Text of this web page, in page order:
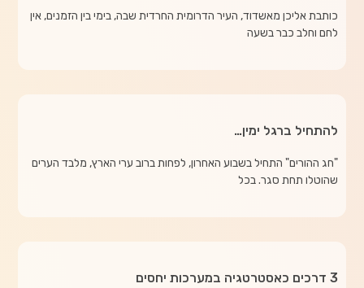
כותבת אליכן מאשדוד, העיר הדרומית החרדית שבה, בימי בין הזמנים, אין
לחם וחלב כבר בשעה
להתחיל ברגל ימין…
"חג ההורים" התחיל בשבוע האחרון, לפחות ברוב ערי הארץ, מלבד הערים
שהוטלו תחת סגר. בכל
3 דרכים כאסטרטגיה במערכות יחסים